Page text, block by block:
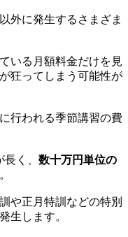
外に発生するさまざま
いる月額料金だけを見
狂ってしまう可能性が
行われる季節講習の費
く、 数十万円単位の
や正月特訓などの特別
生します。